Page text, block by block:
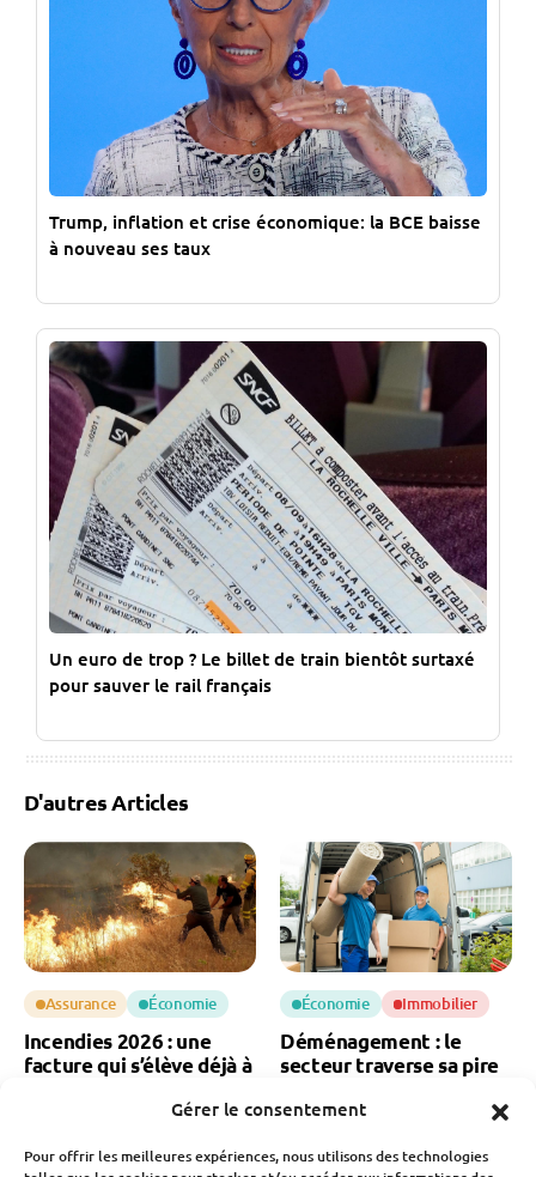
Gérer le consentement
Pour offrir les meilleures expériences, nous utilisons des technologies
Trump, inflation et crise économique: la BCE baisse
à nouveau ses taux
Un euro de trop ? Le billet de train bientôt surtaxé
pour sauver le rail français
D'autres Articles
Assurance Économie
Incendies 2026 : une
facture qui s’élève déjà à
6 Août 2026
Économie Immobilier
Déménagement : le
secteur traverse sa pire
6 Août 2026